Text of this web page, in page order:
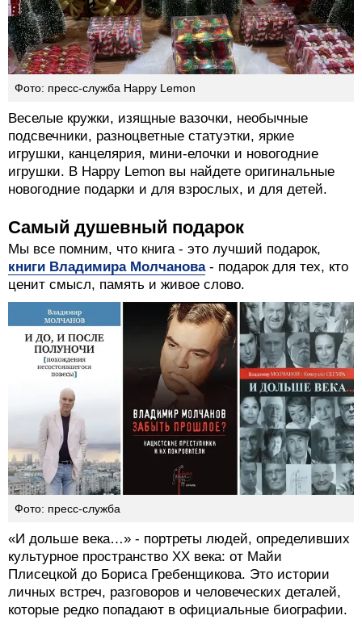
Фото: пресс-служба Happy Lemon
Веселые кружки, изящные вазочки, необычные
подсвечники, разноцветные статуэтки, яркие
игрушки, канцелярия, мини-елочки и новогодние
игрушки. В Happy Lemon вы найдете оригинальные
новогодние подарки и для взрослых, и для детей.
Самый душевный подарок
Мы все помним, что книга - это лучший подарок,
книги Владимира Молчанова- подарок для тех, кто
ценит смысл, память и живое слово.
Фото: пресс-служба
«И дольше века…» - портреты людей, определивших
культурное пространство XX века: от Майи
Плисецкой до Бориса Гребенщикова. Это истории
личных встреч, разговоров и человеческих деталей,
которые редко попадают в официальные биографии.